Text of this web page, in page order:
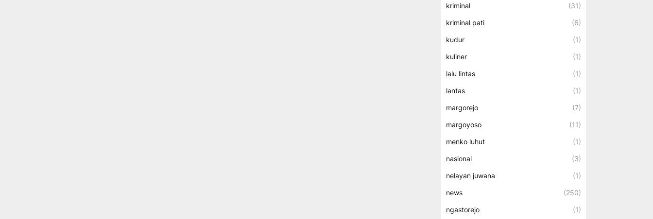
kriminal (31)
kriminal pati (6)
kudur (1)
kuliner (1)
lalu lintas (1)
lantas (1)
margorejo (7)
margoyoso (11)
menko luhut (1)
nasional (3)
nelayan juwana (1)
news (250)
ngastorejo (1)